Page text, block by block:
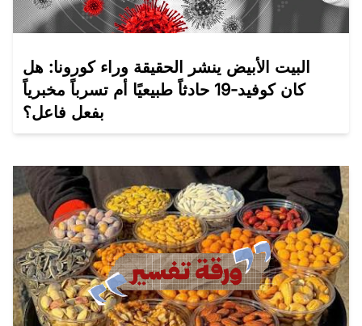
البيت الأبيض ينشر الحقيقة وراء كورونا: هل
كان كوفيد-19 حادثاً طبيعيًا أم تسرباً مخبرياً
بفعل فاعل؟